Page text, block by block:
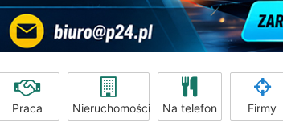
Praca Nieruchomości Na telefon Firmy